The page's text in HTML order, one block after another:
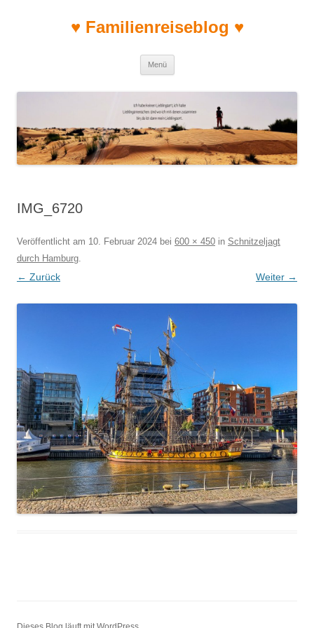
♥ Familienreiseblog ♥
Menü
IMG_6720
Veröffentlicht am 10. Februar 2024 bei 600 × 450 in Schnitzeljagt
durch Hamburg.
← Zurück Weiter →